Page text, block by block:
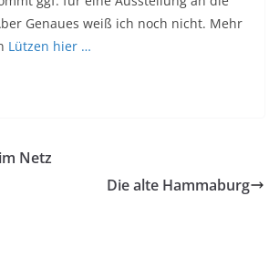
Genaues weiß ich noch nicht. Mehr
Lützen hier …
Netz
Die alte Hammaburg